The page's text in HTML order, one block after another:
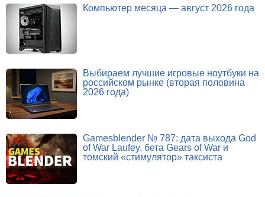
Компьютер месяца — август 2026 года
Выбираем лучшие игровые ноутбуки на
российском рынке (вторая половина
2026 года)
Gamesblender № 787: дата выхода God
of War Laufey, бета Gears of War и
томский «стимулятор» таксиста